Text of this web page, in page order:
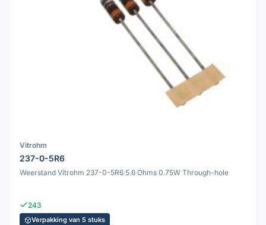
Vitrohm
237-0-5R6
Weerstand Vitrohm 237-0-5R6 5.6 Ohms 0.75W Through-hole
243
Verpakking van 5 stuks